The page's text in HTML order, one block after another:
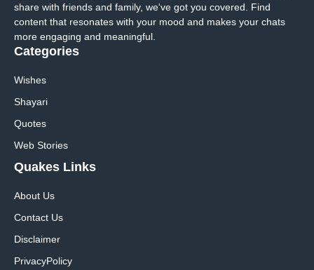
share with friends and family, we've got you covered. Find
content that resonates with your mood and makes your chats
more engaging and meaningful.
Categories
Wishes
Shayari
Quotes
Web Stories
Quakes Links
About Us
Contact Us
Disclaimer
PrivacyPolicy